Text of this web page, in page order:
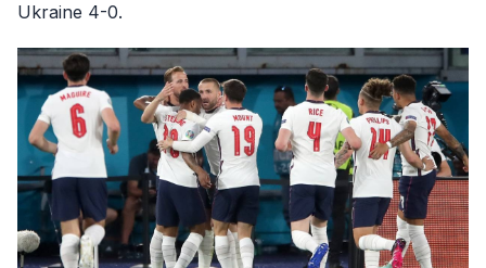
Ukraine 4-0.